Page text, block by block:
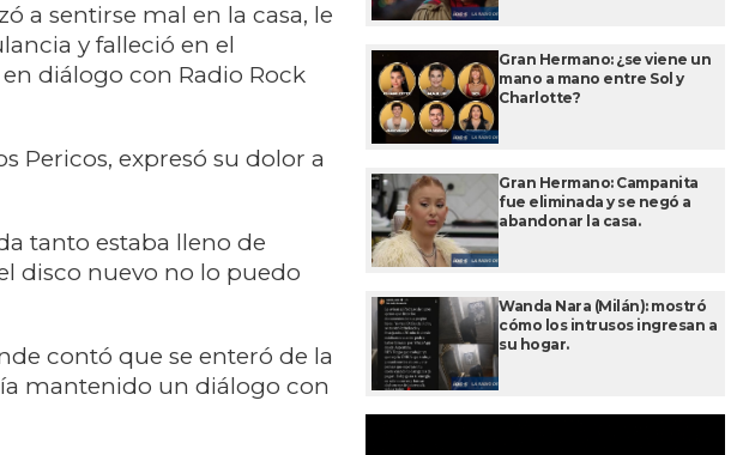
a sentirse mal en la casa, le
y falleció en el
diálogo con Radio Rock
Pericos, expresó su dolor a
tanto estaba lleno de
disco nuevo no lo puedo
contó que se enteró de la
mantenido un diálogo con
Gran Hermano: ¿se viene un
mano a mano entre Sol y
Charlotte?
Gran Hermano: Campanita
fue eliminada y se negó a
abandonar la casa.
Wanda Nara (Milán): mostró
cómo los intrusos ingresan a
su hogar.